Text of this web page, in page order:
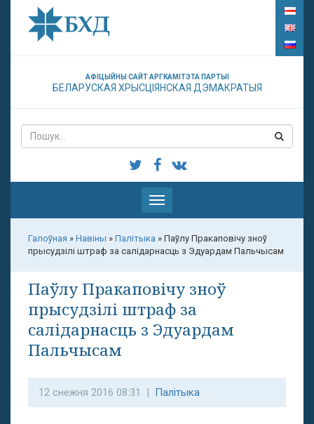
АФІЦЫЙНЫ САЙТ АРГКАМІТЭТА ПАРТЫІ
БЕЛАРУСКАЯ ХРЫСЦІЯНСКАЯ ДЭМАКРАТЫЯ
Паказаць
меню
Галоўная » Навіны » Палітыка » Паўлу Пракаповічу зноў
прысудзілі штраф за салідарнасць з Эдуардам Пальчысам
Паўлу Пракаповічу зноў
прысудзілі штраф за
салідарнасць з Эдуардам
Пальчысам
12 снежня 2016 08:31 | Палітыка